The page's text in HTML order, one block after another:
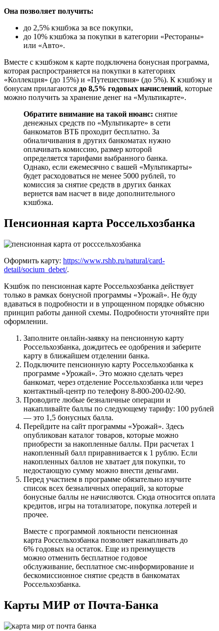
Она позволяет получить:
до 2,5% кэшбэка за все покупки,
до 10% кэшбэка за покупки в категории «Рестораны»
или «Авто».
Вместе с кэшбэком к карте подключена бонусная программа,
которая распространяется на покупки в категориях
«Коллекция» (до 15%) и «Путешествия» (до 5%). К кэшбэку и
бонусам прилагаются до 8,5% годовых начислений, которые
можно получить за хранение денег на «Мультикарте».
Обратите внимание на такой нюанс: снятие
денежных средств по «Мультикарте» в сети
банкоматов ВТБ проходит бесплатно. За
обналичивания в других банкоматах нужно
оплачивать комиссию, размер которой
определяется тарифами выбранного банка.
Однако, если ежемесячно с вашей «Мультикарты»
будет расходоваться не менее 5000 рублей, то
комиссия за снятие средств в других банках
вернется вам насчет в виде дополнительного
кэшбэка.
Пенсионная карта Россельхозбанка
Оформить карту: https://www.rshb.ru/natural/card-
detail/socium_debet/.
Кэшбэк по пенсионная карте Россельхозбанка действует
только в рамках бонусной программы «Урожай». Не буду
вдаваться в подробности и в упрощенном порядке объясню
принцип работы данной схемы. Подробности уточняйте при
оформлении.
Заполните онлайн-заявку на пенсионную карту
Россельхозбанка, дождитесь ее одобрения и заберите
карту в ближайшем отделении банка.
Подключите пенсионную карту Россельхозбанка к
программе «Урожай». Это можно сделать через
банкомат, через отделение Россельхозбанка или через
контактный-центр по телефону 8-800-200-02-90.
Проводите любые безналичные операции и
накапливайте баллы по следующему тарифу: 100 рублей
— это 1,5 бонусных балла.
Перейдите на сайт программы «Урожай». Здесь
опубликован каталог товаров, которые можно
приобрести за накопленные баллы. При расчетах 1
накопленный балл приравнивается к 1 рублю. Если
накопленных баллов не хватает для покупки, то
недостающую сумму можно внести деньгами.
Перед участием в программе обязательно изучите
список всех безналичных операций, за которые
бонусные баллы не начисляются. Сюда относится оплата
кредитов, игры на тотализаторе, покупка лотерей и
прочее.
Вместе с программой лояльности пенсионная
карта Россельхозбанка позволяет накапливать до
6% годовых на остаток. Еще из преимуществ
можно отменить бесплатное годовое
обслуживание, бесплатное смс-информирование и
бескомиссионное снятие средств в банкоматах
Россельхозбанка.
Карты МИР от Почта-Банка